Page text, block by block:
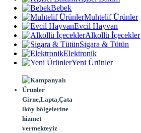
Bebek
Muhtelif Ürünler
Evcil Hayvan
Alkollü İçecekler
Sigara & Tütün
Elektronik
Yeni Ürünler
Girne,Lapta,Çata
lköy bölgelerine
hizmet
vermekteyiz